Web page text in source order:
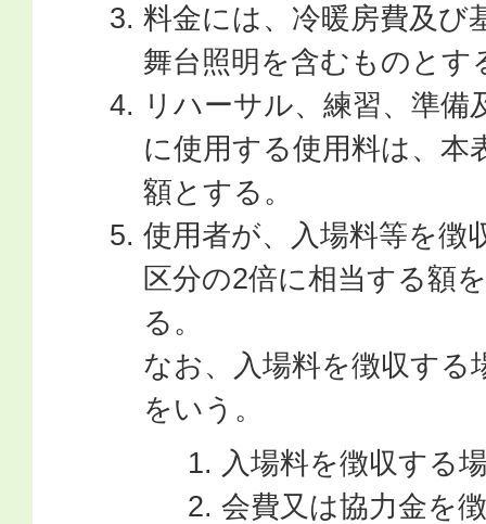
料金には、冷暖房費及び
舞台照明を含むものとす
リハーサル、練習、準備
に使用する使用料は、本
額とする。
使用者が、入場料等を徴
区分の2倍に相当する額
る。
なお、入場料を徴収する
をいう。
入場料を徴収する
会費又は協力金を